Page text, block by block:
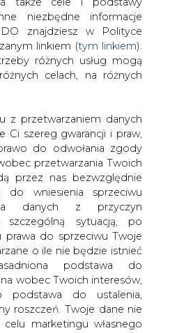
niezbędne informacje
znajdziesz w Polityce
linkiem (tym linkiem).
różnych usług mogą
celach, na różnych
z przetwarzaniem danych
Ci szereg gwarancji i praw,
do odwołania zgody
przetwarzania Twoich
przez nas bezwzględnie
do wniesienia sprzeciwu
danych z przyczyn
sytuacją, po
prawa do sprzeciwu Twoje
o ile nie będzie istnieć
podstawa do
wobec Twoich interesów,
do ustalenia,
roszczeń. Twoje dane nie
marketingu własnego
Lubuska, wczoraj
węgielny pod nowy
w
Góra.
do końca lipca 2004 roku,
złóż gazu ziemnego
gaz do Elektrociepłowni,
kilometrowy gazociąg, z
lubuskie gminy i zakłady
inwestycja była planowana od